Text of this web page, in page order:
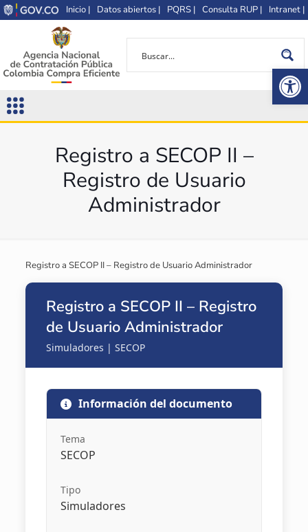
Inicio | Datos abiertos | PQRS | Consulta RUP | Intranet |
Registro a SECOP II –
Registro de Usuario
Administrador
Registro a SECOP II – Registro de Usuario Administrador
Registro a SECOP II – Registro
de Usuario Administrador
Simuladores | SECOP
Información del documento
Tema
SECOP
Tipo
Simuladores